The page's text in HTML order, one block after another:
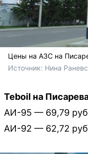
Цены на АЗС на
Источник: Нина
Teboil на
АИ-95 — 69,79
АИ-92 — 62,72